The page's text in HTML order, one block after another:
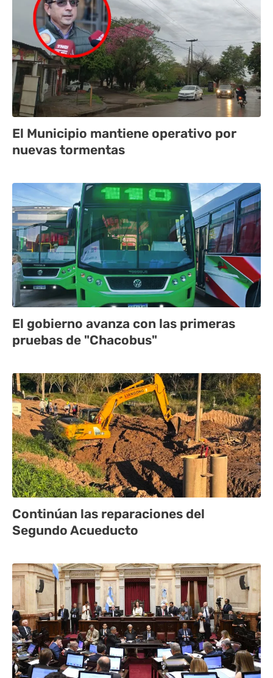
El Municipio mantiene operativo por
nuevas tormentas
El gobierno avanza con las primeras
pruebas de "Chacobus"
Continúan las reparaciones del
Segundo Acueducto